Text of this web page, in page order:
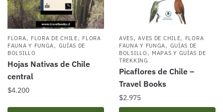
FLORA, FLORA DE CHILE, FLORA
FAUNA Y FUNGA, GUÍAS DE
BOLSILLO
Hojas Nativas de Chile
central
$4.200
AVES,AVES DE CHILE, FLORA
FAUNA Y FUNGA, GUÍAS DE
BOLSILLO , MAPAS Y GUÍAS DE
TREKKING
Picaflores de Chile –
Travel Books
$2.975